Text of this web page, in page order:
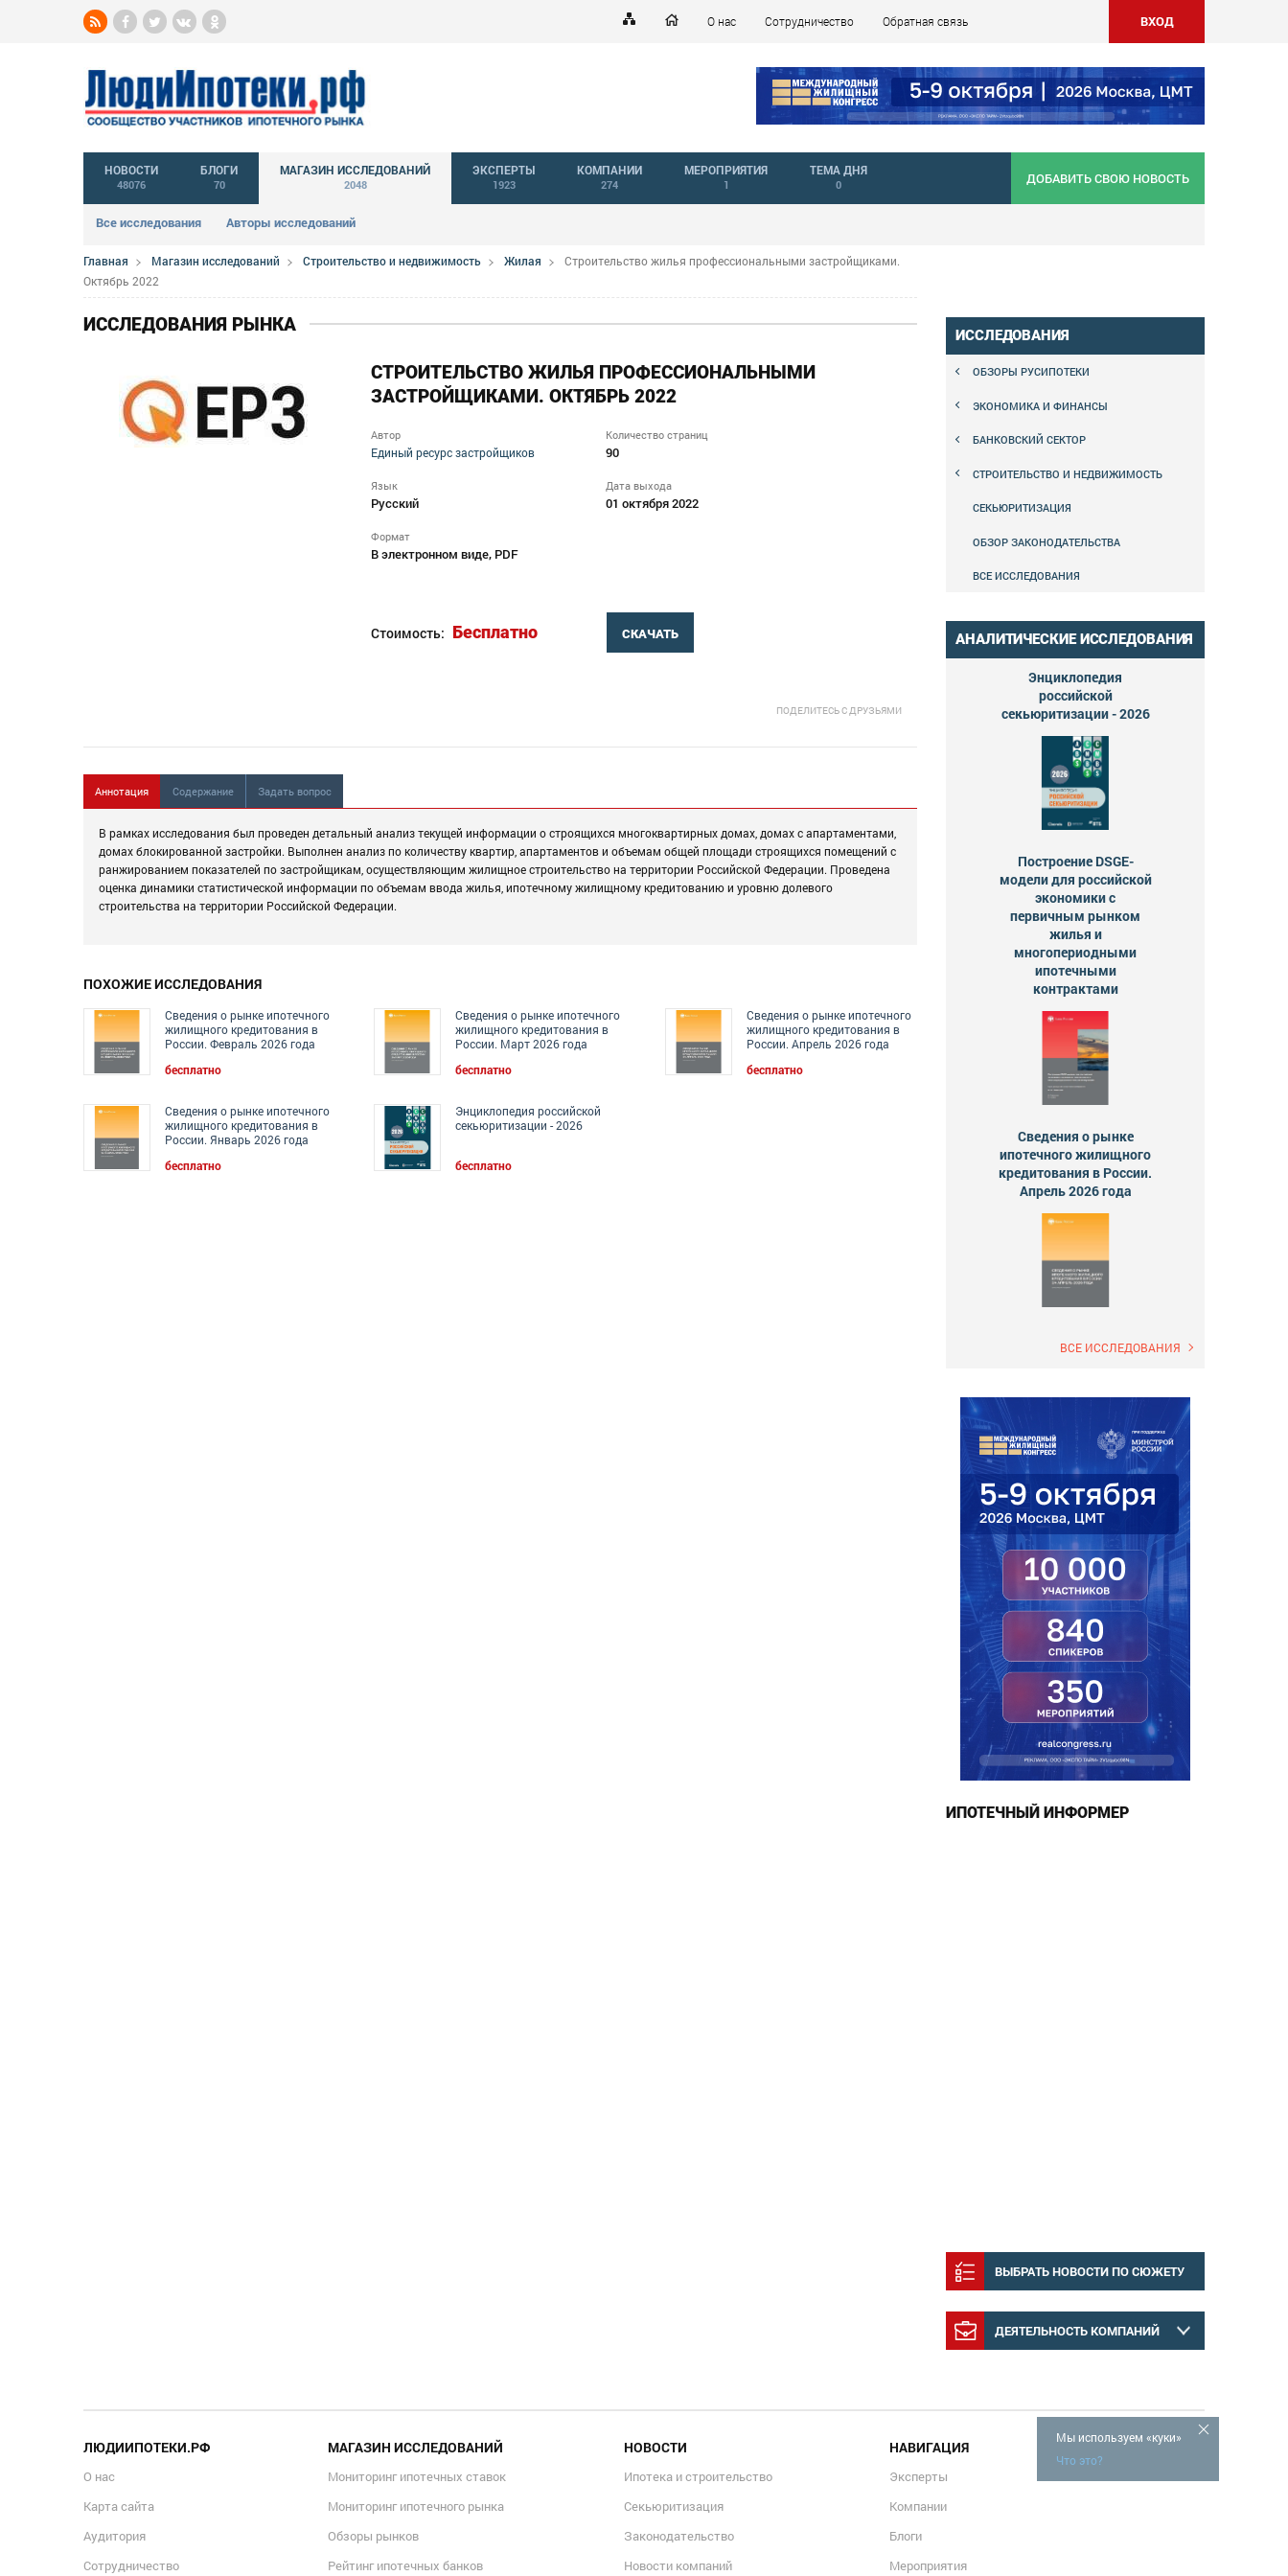
О нас Сотрудничество Обратная связь ВХОД
НОВОСТИ
48076
БЛОГИ
70
МАГАЗИН ИССЛЕДОВАНИЙ
2048
Все исследования Авторы исследований
ЭКСПЕРТЫ
1923
КОМПАНИИ
274
МЕРОПРИЯТИЯ
1
ТЕМА ДНЯ
0 ДОБАВИТЬ СВОЮ НОВОСТЬ
Главная Магазин исследований Строительство и недвижимость Жилая
Строительство жилья профессиональными застройщиками.
Октябрь 2022
ИССЛЕДОВАНИЯ РЫНКА
СТРОИТЕЛЬСТВО ЖИЛЬЯ ПРОФЕССИОНАЛЬНЫМИ
ЗАСТРОЙЩИКАМИ. ОКТЯБРЬ 2022
Автор
Единый ресурс застройщиков
Количество страниц
90
Язык
Русский
Дата выхода
01 октября 2022
Формат
В электронном виде, PDF
Стоимость: Бесплатно СКАЧАТЬ
ПОДЕЛИТЕСЬ С ДРУЗЬЯМИ
Аннотация Содержание Задать вопрос
В рамках исследования был проведен детальный анализ текущей информации о строящихся многоквартирных домах, домах с апартаментами,
домах блокированной застройки. Выполнен анализ по количеству квартир, апартаментов и объемам общей площади строящихся помещений с
ранжированием показателей по застройщикам, осуществляющим жилищное строительство на территории Российской Федерации. Проведена
оценка динамики статистической информации по объемам ввода жилья, ипотечному жилищному кредитованию и уровню долевого
строительства на территории Российской Федерации.
ПОХОЖИЕ ИССЛЕДОВАНИЯ
Сведения о рынке ипотечного
жилищного кредитования в
России. Февраль 2026 года
бесплатно
Сведения о рынке ипотечного
жилищного кредитования в
России. Март 2026 года
бесплатно
Сведения о рынке ипотечного
жилищного кредитования в
России. Апрель 2026 года
бесплатно
Сведения о рынке ипотечного
жилищного кредитования в
России. Январь 2026 года
бесплатно
Энциклопедия российской
секьюритизации - 2026
бесплатно
ИССЛЕДОВАНИЯ
ОБЗОРЫ РУСИПОТЕКИ
ЭКОНОМИКА И ФИНАНСЫ
БАНКОВСКИЙ СЕКТОР
СТРОИТЕЛЬСТВО И НЕДВИЖИМОСТЬ
СЕКЬЮРИТИЗАЦИЯ
ОБЗОР ЗАКОНОДАТЕЛЬСТВА
ВСЕ ИССЛЕДОВАНИЯ
АНАЛИТИЧЕСКИЕ ИССЛЕДОВАНИЯ
Энциклопедия
российской
секьюритизации - 2026
Построение DSGE-
модели для российской
экономики с
первичным рынком
жилья и
многопериодными
ипотечными
контрактами
Сведения о рынке
ипотечного жилищного
кредитования в России.
Апрель 2026 года
ВСЕ ИССЛЕДОВАНИЯ
ИПОТЕЧНЫЙ ИНФОРМЕР
ВЫБРАТЬ НОВОСТИ ПО СЮЖЕТУ
ДЕЯТЕЛЬНОСТЬ КОМПАНИЙ
Мы используем «куки»
Что это?
ЛЮДИИПОТЕКИ.РФ
О нас
Карта сайта
Аудитория
Сотрудничество
МАГАЗИН ИССЛЕДОВАНИЙ
Мониторинг ипотечных ставок
Мониторинг ипотечного рынка
Обзоры рынков
Рейтинг ипотечных банков
НОВОСТИ
Ипотека и строительство
Секьюритизация
Законодательство
Новости компаний
НАВИГАЦИЯ
Эксперты
Компании
Блоги
Мероприятия